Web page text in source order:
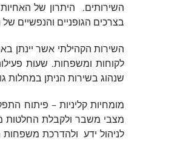
השירותים. היתרון של
בצרכים הגופניים והנפשיים
השירות הקהילתי אשר יינתן
לקוחות ומשפחות. שעות
שנהוג בשירות הניתן במחלות
מומחיות קליניות – פיתוח
לניהול ידע ולהדרכת משפחות